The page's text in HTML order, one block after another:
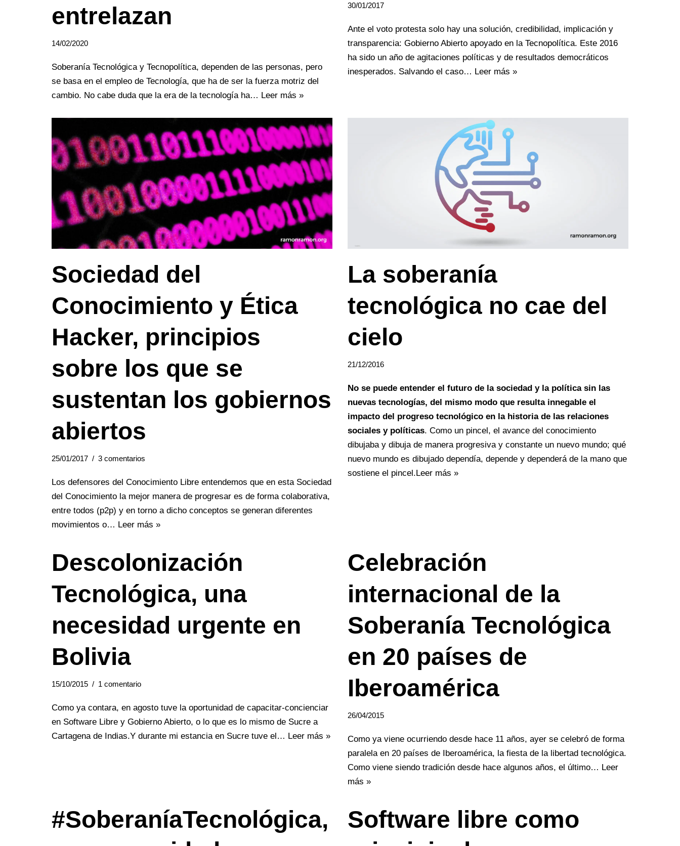
entrelazan
14/02/2020
Soberanía Tecnológica y Tecnopolítica, dependen de las personas, pero
se basa en el empleo de Tecnología, que ha de ser la fuerza motriz del
cambio. No cabe duda que la era de la tecnología ha… Leer más »
30/01/2017
Ante el voto protesta solo hay una solución, credibilidad, implicación y
transparencia: Gobierno Abierto apoyado en la Tecnopolítica. Este 2016
ha sido un año de agitaciones políticas y de resultados democráticos
inesperados. Salvando el caso… Leer más »
Sociedad del
Conocimiento y Ética
Hacker, principios
sobre los que se
sustentan los gobiernos
abiertos
25/01/2017 3 comentarios
Los defensores del Conocimiento Libre entendemos que en esta Sociedad
del Conocimiento la mejor manera de progresar es de forma colaborativa,
entre todos (p2p) y en torno a dicho conceptos se generan diferentes
movimientos o… Leer más »
La soberanía
tecnológica no cae del
cielo
21/12/2016
No se puede entender el futuro de la sociedad y la política sin las
nuevas tecnologías, del mismo modo que resulta innegable el
impacto del progreso tecnológico en la historia de las relaciones
sociales y políticas. Como un pincel, el avance del conocimiento
dibujaba y dibuja de manera progresiva y constante un nuevo mundo; qué
nuevo mundo es dibujado dependía, depende y dependerá de la mano que
sostiene el pincel.Leer más »
Descolonización
Tecnológica, una
necesidad urgente en
Bolivia
15/10/2015 1 comentario
Como ya contara, en agosto tuve la oportunidad de capacitar-concienciar
en Software Libre y Gobierno Abierto, o lo que es lo mismo de Sucre a
Cartagena de Indias.Y durante mi estancia en Sucre tuve el… Leer más »
Celebración
internacional de la
Soberanía Tecnológica
en 20 países de
Iberoamérica
26/04/2015
Como ya viene ocurriendo desde hace 11 años, ayer se celebró de forma
paralela en 20 países de Iberoamérica, la fiesta de la libertad tecnológica.
Como viene siendo tradición desde hace algunos años, el último… Leer
más »
#SoberaníaTecnológica,
Software libre como